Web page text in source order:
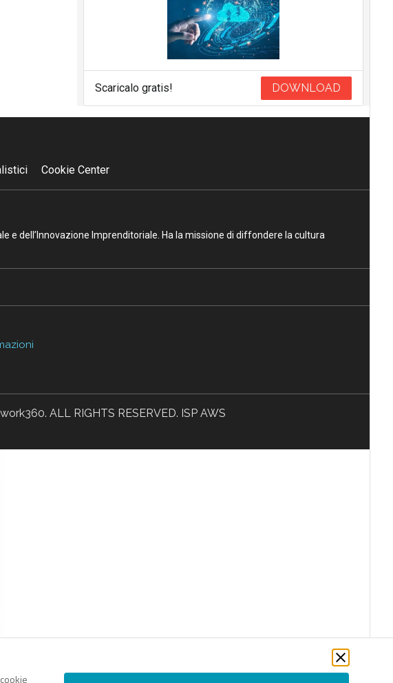
Scaricalo gratis! DOWNLOAD
Cookie Center
e dell’Innovazione Imprenditoriale. Ha la missione di diffondere la cultura
ALL RIGHTS RESERVED. ISP AWS